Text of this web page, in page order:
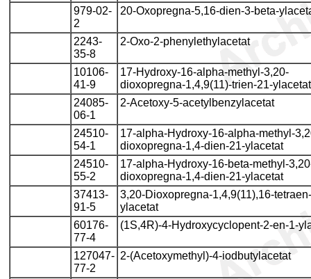
979-02-
2
20-Oxopregna-5,16-dien-3-beta-
2243-
35-8
2-Oxo-2-phenylethylacetat
10106-
41-9
17-Hydroxy-16-alpha-methyl-3,20-
dioxopregna-1,4,9(11)-trien-21-ylacetat
24085-
06-1
2-Acetoxy-5-acetylbenzylacetat
24510-
54-1
17-alpha-Hydroxy-16-alpha-methyl-
dioxopregna-1,4-dien-21-ylacetat
24510-
55-2
17-alpha-Hydroxy-16-beta-methyl-
dioxopregna-1,4-dien-21-ylacetat
37413-
91-5
3,20-Dioxopregna-1,4,9(11),16-
ylacetat
60176-
77-4
(1S,4R)-4-Hydroxycyclopent-2-en-1-
127047-
77-2
2-(Acetoxymethyl)-4-iodbutylacetat